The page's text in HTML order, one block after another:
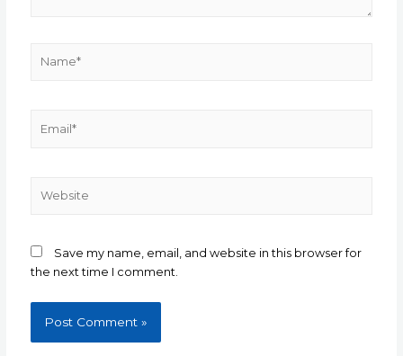
Save my name, email, and website in this browser for
the next time I comment.